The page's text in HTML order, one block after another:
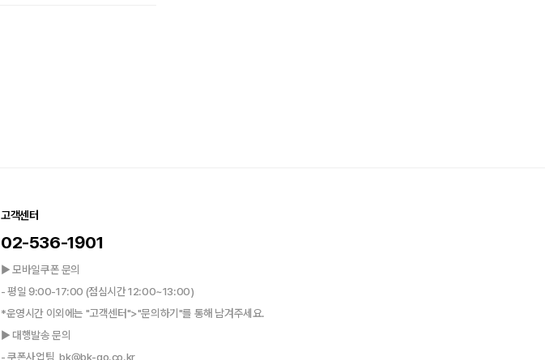
고객센터
02-536-1901
▶ 모바일쿠폰 문의
- 평일 9:00-17:00 (점심시간 12:00~13:00)
*운영시간 이외에는 "고객센터">"문의하기"를 통해 남겨주세요.
▶ 대행발송 문의
- 쿠폰사업팀, bk@bk-go.co.kr